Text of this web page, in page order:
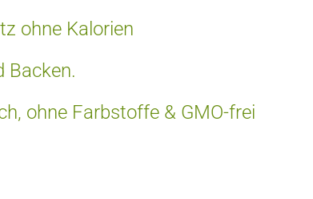
ohne Kalorien
Backen.
ohne Farbstoffe & GMO-frei